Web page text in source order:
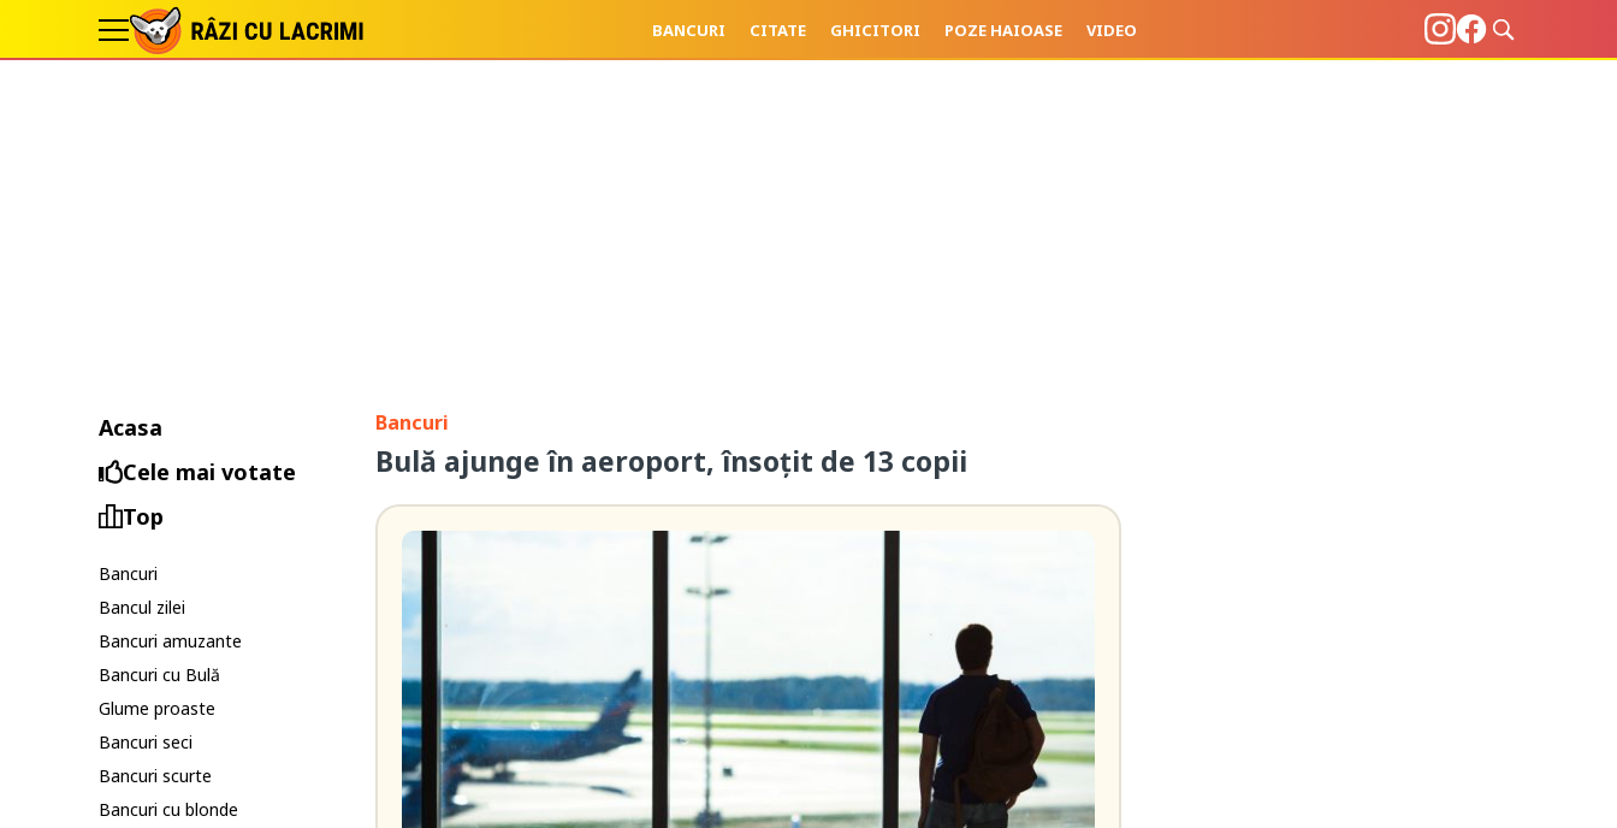
BANCURI CITATE GHICITORI POZE HAIOASE VIDEO
Acasa
Cele mai votate
Top
Bancuri
Bancul zilei
Bancuri amuzante
Bancuri cu Bulă
Glume proaste
Bancuri seci
Bancuri scurte
Bancuri cu blonde
Bancuri
Bulă ajunge în aeroport, însoțit de 13 copii